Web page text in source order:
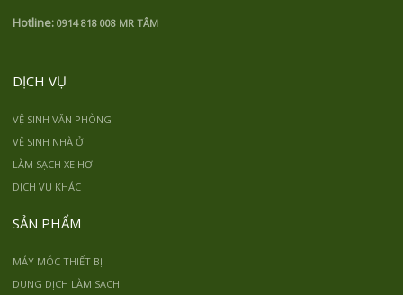
Hotline: 0914 818 008 MR TÂM
DỊCH VỤ
VỆ SINH VĂN PHÒNG
VỆ SINH NHÀ Ở
LÀM SẠCH XE HƠI
DỊCH VỤ KHÁC
SẢN PHẨM
MÁY MÓC THIẾT BỊ
DUNG DỊCH LÀM SẠCH